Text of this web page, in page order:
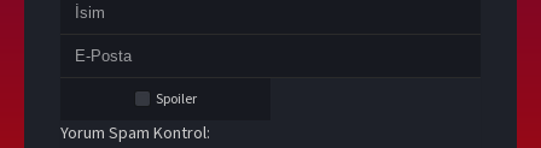
Spoiler
Yorum Spam Kontrol: